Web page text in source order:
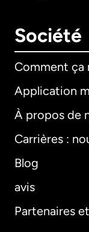
Société
Comment ça
Application
À propos de
Carrières :
Blog
avis
Partenaires